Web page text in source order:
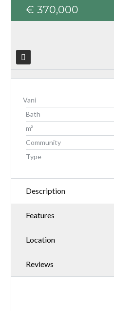
Don't have an
€ 370,000
Bath
m²
Community
Type
Description
Features
Location
Reviews